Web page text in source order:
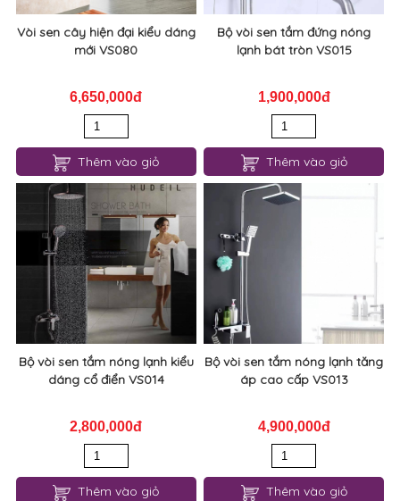
Vòi sen cây hiện đại kiểu dáng
mới VS080
6,650,000đ
Thêm vào giỏ
Bộ vòi sen tắm đứng nóng
lạnh bát tròn VS015
1,900,000đ
Thêm vào giỏ
Bộ vòi sen tắm nóng lạnh kiểu
dáng cổ điển VS014
2,800,000đ
Thêm vào giỏ
Bộ vòi sen tắm nóng lạnh tăng
áp cao cấp VS013
4,900,000đ
Thêm vào giỏ